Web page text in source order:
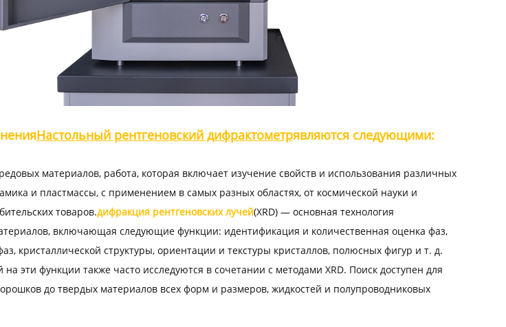
Настольный рентгеновский дифрактометрявляются следующими:
материалов, работа, которая включает изучение свойств и использования различных
и пластмассы, с применением в самых разных областях, от космической науки и
товаров.дифракция рентгеновских лучей(XRD) — основная технология
включающая следующие функции: идентификация и количественная оценка фаз,
кристаллической структуры, ориентации и текстуры кристаллов, полюсных фигур и т. д.
эти функции также часто исследуются в сочетании с методами XRD. Поиск доступен для
до твердых материалов всех форм и размеров, жидкостей и полупроводниковых